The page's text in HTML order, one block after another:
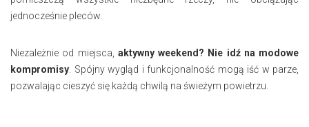
jednocześnie pleców.
Niezależnie od miejsca, aktywny weekend? Nie idź na modowe
kompromisy . Spójny wygląd i funkcjonalność mogą iść w parze,
pozwalając cieszyć się każdą chwilą na świeżym powietrzu.